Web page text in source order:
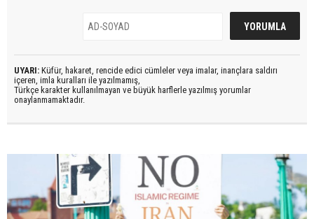
UYARI: Küfür, hakaret, rencide edici cümleler veya imalar, inançlara saldırı
içeren, imla kuralları ile yazılmamış,
Türkçe karakter kullanılmayan ve büyük harflerle yazılmış yorumlar
onaylanmamaktadır.